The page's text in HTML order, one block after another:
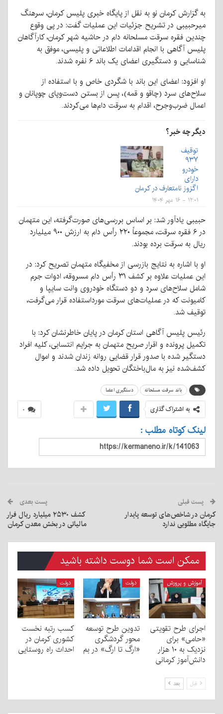
به گزارش کرمان نو به نقل از پایگاه خبری پلیس کرمان، سرهنگ
میرحبیبی در تشریح جزئیات این عملیات گفت: در پی وقوع
چندین فقره سرقت مسلحانه دام در حاشیه شهر کرمان، کارآگاهان
پلیس آگاهی با انجام اقدامات اطلاعاتی و پلیسی، موفق به
شناسایی و دستگیری اعضای یک باند ۶ نفره شدند.
او افزود: اعضای این باند با شگردی خاص و با استفاده از
سلاح‌های سرد (چاقو و قمه)، پس از بستن دست‌وپای چوپانان و
اعمال ضرب‌وجرح، اقدام به سرقت دام‌ها می‌کردند.
دیگر چه خبر؟
توقیف
۹۳۷
خودرو
دارای
اگزوز نامتعارف در کرمان
۱۲:۰۱ - ۱۶ مهر ۱۴۰۴
حبیبی یادآور شد: بر اساس بررسی‌های صورت‌گرفته، این متهمان
در ۶ فقره سرقت، مجموعاً ۲۲۰ رأس دام به ارزش ۹۰۰ میلیارد
ریال به سرقت برده بودند.
او با اشاره به نتایج بازرسی از مخفیگاه متهمان تصریح کرد: در
این عملیات علاوه بر کشف ۳۱ رأس دام مسروقه، ادوات جرم
شامل سلاح‌های سرد و دو دستگاه خودروی وانت سایپا و
کامیونت که در عملیات‌های سرقت مورداستفاده قرار می‌گرفت،
توقیف شد.
رئیس پلیس آگاهی استان کرمان در پایان خاطرنشان کرد: با
تکمیل پرونده و اقرار صریح متهمان به جرایم انتسابی، کلیه افراد
دستگیر شده با صدور قرار قضایی روانه زندان شدند و اموال
کشف‌شده نیز به مال‌باختگان تحویل داده شد.
باند سرقت مسلحانه دستگیری اعضا
۰ به اشتراک گذاری
لینک کوتاه مطلب :
پست قبلی
کرمان در شاخص‌های توسعه پایدار
جایگاه مطلوبی ندارد
پست بعدی
کشف ۲۵۳۰ میلیارد ریال فرار
مالیاتی در بخش معدن کرمان
ممکن است شما دوست داشته باشید
آموزش و پرورش
اجرای طرح تقویتی
«حامی» برای
نزدیک به ۱۰ هزار
دانش‌آموز کرمانی
دولت
تدوین طرح توسعه
محور گردشگری
«ارگ تا ارگ» در بم
دولت
کسب رتبه نخست
کشوری کرمان در
احداث راه روستایی
قبل بعد